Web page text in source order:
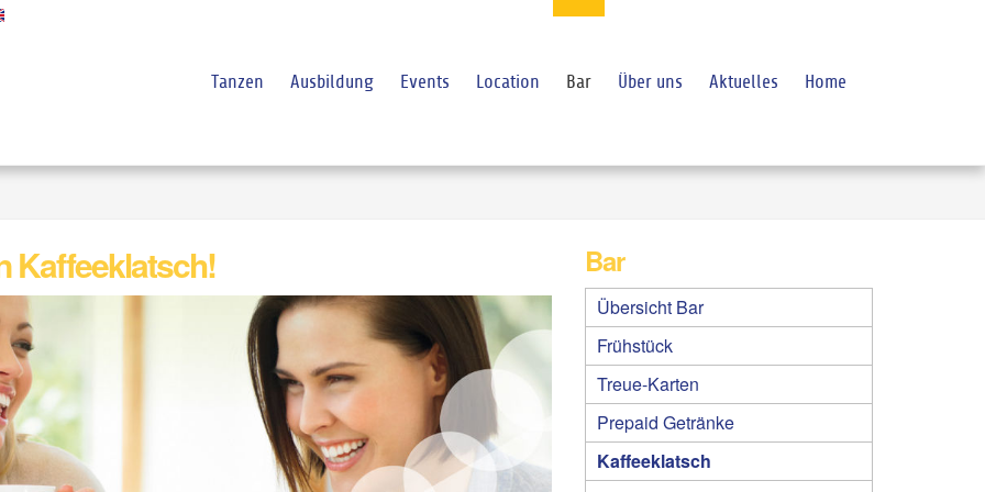
Tanzen Ausbildung Events Location Bar Über uns Aktuelles Home
Kaffeeklatsch! Bar
Übersicht Bar
Frühstück
Treue-Karten
Prepaid Getränke
Kaffeeklatsch